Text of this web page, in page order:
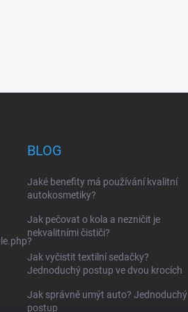
BLOG
Jaké benefity má používání kvalitní
autokosmetiky?
Jak pečovat o kola a nezničit je
nekvalitními čističi?
Jak vyčistit textilní sedačky?
Jednoduchý postup ve dvou krocích
Jak správně umýt auto? Jednoduchý
postup